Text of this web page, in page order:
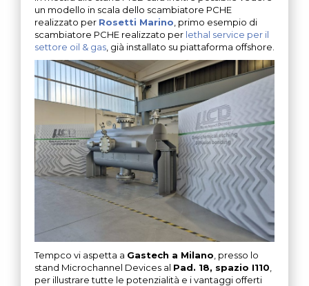
un modello in scala dello scambiatore PCHE
realizzato per Rosetti Marino , primo esempio di
scambiatore PCHE realizzato per lethal service per il
settore oil & gas , già installato su piattaforma offshore.
Tempco vi aspetta a Gastech a Milano , presso lo
stand Microchannel Devices al Pad. 18, spazio I110
per illustrare tutte le potenzialità e i vantaggi offerti